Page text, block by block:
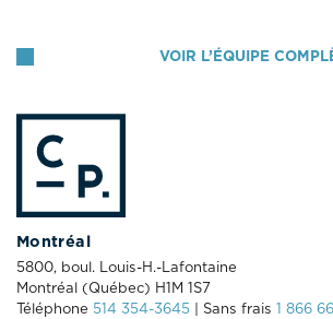
VOIR L’ÉQUIPE
Montréal
5800, boul. Louis-H.-Lafontaine
Montréal (Québec) H1M 1S7
Téléphone 514 354-3645 | Sans frais
1 866